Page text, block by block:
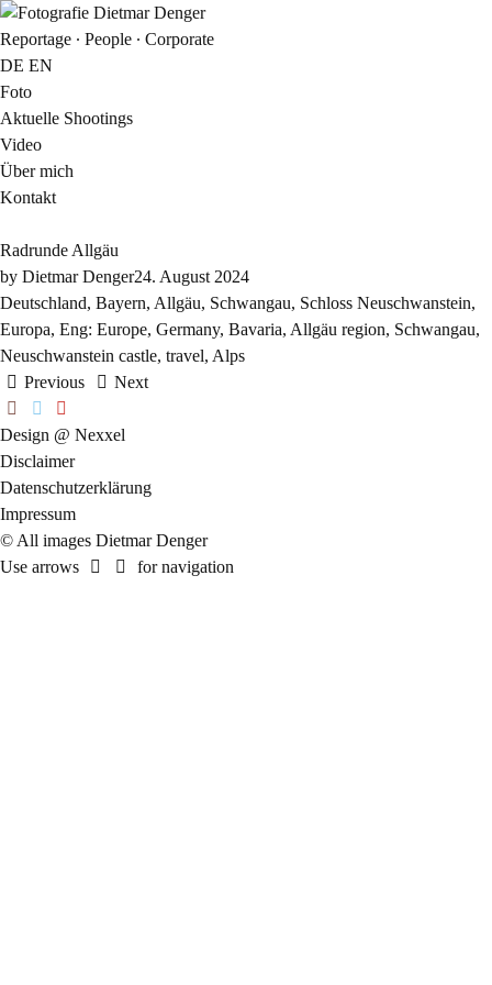
Reportage ∙ People ∙ Corporate
DE EN
Foto
Aktuelle Shootings
Video
Über mich
Kontakt
Radrunde Allgäu
by Dietmar Denger24. August 2024
Deutschland, Bayern, Allgäu, Schwangau, Schloss Neuschwanstein,
Europa, Eng: Europe, Germany, Bavaria, Allgäu region, Schwangau,
Neuschwanstein castle, travel, Alps
Previous
Next
Design @ Nexxel
Disclaimer
Datenschutzerklärung
Impressum
© All images Dietmar Denger
Use arrows
for navigation